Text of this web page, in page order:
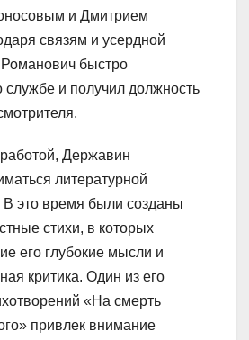
и Дмитрием
связям и усердной
быстро
службе и получил должность
Державин
литературной
В это время были созданы
стихи, в которых
его глубокие мысли и
критика. Один из его
«На смерть
привлек внимание